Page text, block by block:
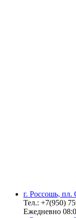
г. Россошь, пл.
Тел.: +7(950)
Ежедневно